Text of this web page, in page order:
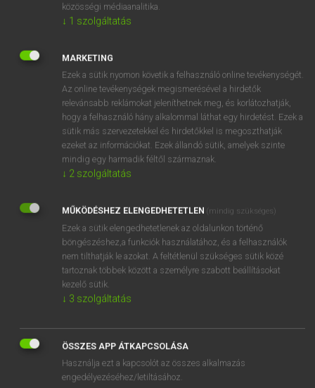
SZÓTÁR LEÍRÁSA
A MAGYAR–LATIN SZÓTÁR 22 100 szócikket és 86 000
szótári adatot tartalmaz. Feldolgozza a latin nyelv
alapszókincsét és a klasszikus szerzők szövegeit.
Segítséget nyújt fordításhoz, valamint a közmondások és
szólások értelmezéséhez. A szótár főszerkesztője Tegyey
Imre, a Debreceni Egyetem nyugalmazott tanára.
SZOTAR.NET APPLIKÁCIÓ
MICROSOFT OFFICE BŐVÍTMÉNY
ONLINE NYELVVIZSGA
EGYÉNI FELHASZNÁLÓKNAK
közösségi médiaanalitika.
↓ 1 szolgáltatás
MARKETING
Ezek a sütik nyomon követik a felhasználó online tevékenységét.
Az online tevékenységek megismerésével a hirdetők
relevánsabb reklámokat jeleníthetnek meg, és korlátozhatják,
hogy a felhasználó hány alkalommal láthat egy hirdetést. Ezek a
sütik más szervezetekkel és hirdetőkkel is megoszthatják
ezeket az információkat. Ezek állandó sütik, amelyek szinte
mindig egy harmadik féltől származnak.
↓ 2 szolgáltatás
MŰKÖDÉSHEZ ELENGEDHETETLEN (mindig szükséges)
Ezek a sütik elengedhetetlenek az oldalunkon történő
böngészéshez,a funkciók használatához, és a felhasználók
nem tilthatják le azokat. A feltétlenül szükséges sütik közé
tartoznak többek között a személyre szabott beállításokat
kezelő sütik.
↓ 3 szolgáltatás
ÖSSZES APP ÁTKAPCSOLÁSA
Használja ezt a kapcsolót az összes alkalmazás
engedélyezéséhez/letiltásához.